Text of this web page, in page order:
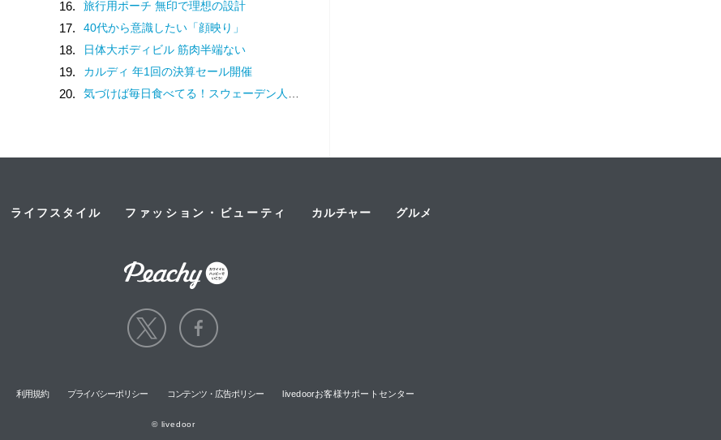
16. 旅行用ポーチ 無印で理想の設計
17. 40代から意識したい「顔映り」
18. 日体大ボディビル 筋肉半端ない
19. カルディ 年1回の決算セール開催
20. 気づけば毎日食べてる！スウェーデン人漫画家がリピートし続ける日本の定番食
ライフスタイル ファッション・ビューティ カルチャー グルメ
利用規約 プライバシーポリシー コンテンツ・広告ポリシー livedoorお客様サポートセンター
© livedoor